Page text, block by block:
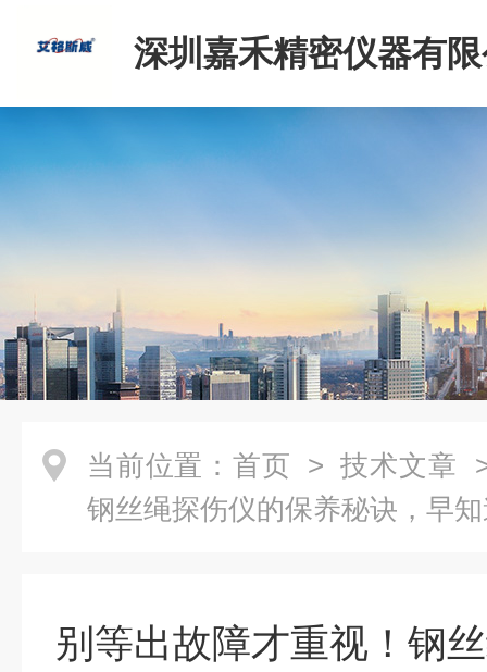
深圳嘉禾精密仪器有
当前位置： 首页 > 技术文章
钢丝绳探伤仪的保养秘诀，早
别等出故障才重视！钢